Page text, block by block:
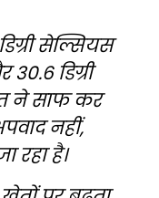
सेल्सियस
डिग्री
ने साफ कर
नहीं,
रहा है।